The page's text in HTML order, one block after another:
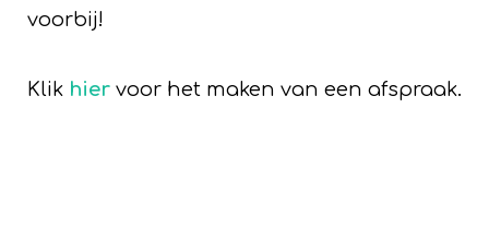
voorbij!
Klik hier voor het maken van een afspraak.